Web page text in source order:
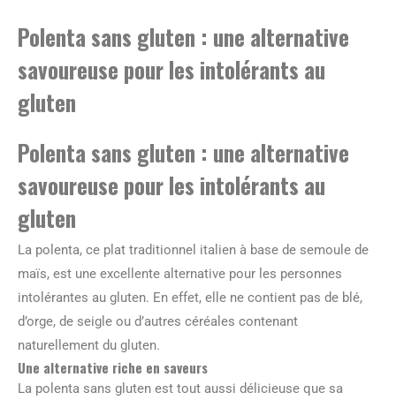
Polenta sans gluten : une alternative
savoureuse pour les intolérants au
gluten
Polenta sans gluten : une alternative
savoureuse pour les intolérants au
gluten
La polenta, ce plat traditionnel italien à base de semoule de
maïs, est une excellente alternative pour les personnes
intolérantes au gluten. En effet, elle ne contient pas de blé,
d’orge, de seigle ou d’autres céréales contenant
naturellement du gluten.
Une alternative riche en saveurs
La polenta sans gluten est tout aussi délicieuse que sa